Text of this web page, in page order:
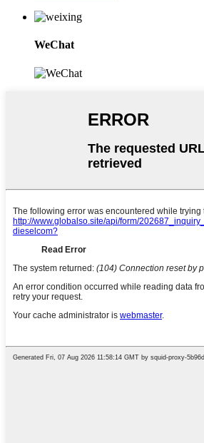
WeChat